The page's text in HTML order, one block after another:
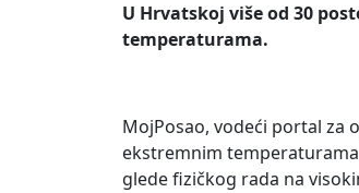
U Hrvatskoj više od 30
temperaturama.
MojPosao, vodeći portal za
ekstremnim
glede fizičkog rada na